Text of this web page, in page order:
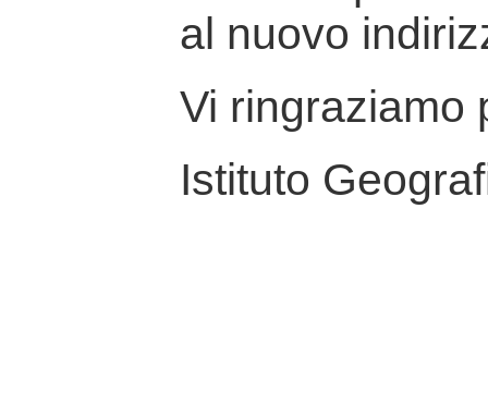
al nuovo
Vi ringraziamo
Istituto